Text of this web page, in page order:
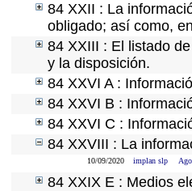
84 XXII : La
obligado; así como,
84 XXIII : El listado
y la disposición.
84 XXVI A :
84 XXVI B :
84 XXVI C :
84 XXVIII : La
10/09/2020 implan slp
84 XXIX E : Medios